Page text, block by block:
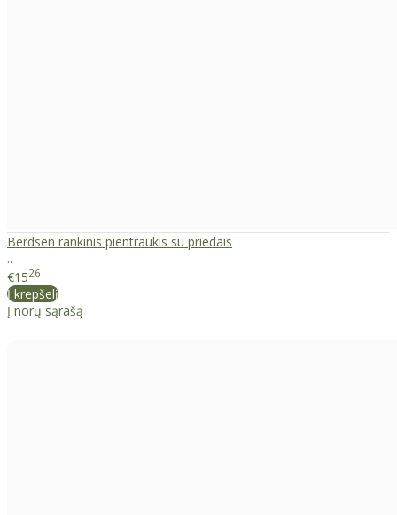
Berdsen rankinis pientraukis su priedais
..
€1526
Į krepšelį
Į norų sąrašą